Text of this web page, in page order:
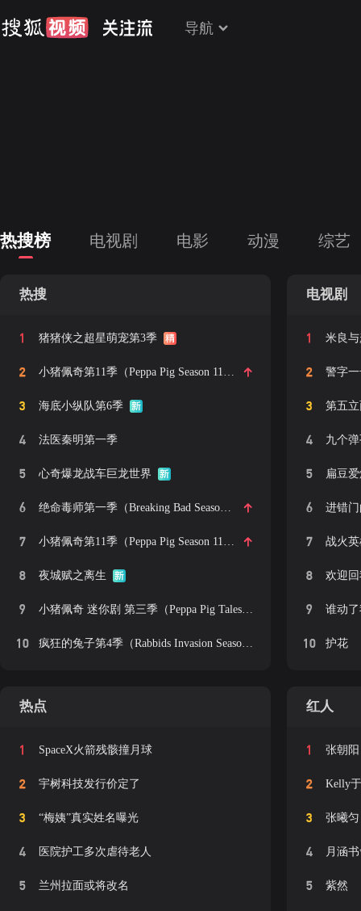
导航
热搜榜 电视剧 电影 动漫 综艺
热搜
1 猪猪侠之超星萌宠第3季
2 小猪佩奇第11季（Peppa Pig Season 11）中文版
3 海底小纵队第6季
4 法医秦明第一季
5 心奇爆龙战车巨龙世界
6 绝命毒师第一季（Breaking Bad Season 1）
7 小猪佩奇第11季（Peppa Pig Season 11）中文版 有声音频
8 夜城赋之离生
9 小猪佩奇 迷你剧 第三季（Peppa Pig Tales Series 3）英文版
10 疯狂的兔子第4季（Rabbids Invasion Season 4）
电视剧
1 米良
2 警字
3 第五
4 九个
5 扁豆
6 进错
7 战火
8 欢迎
9 谁动
10 护花
热点
1 SpaceX火箭残骸撞月球
2 宇树科技发行价定了
3 “梅姨”真实姓名曝光
4 医院护工多次虐待老人
5 兰州拉面或将改名
红人
1 张朝阳
2 Kelly
3 张曦匀
4 月涵
5 紫然